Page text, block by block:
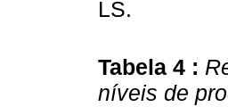
LS.
Tabela 4 :
níveis de